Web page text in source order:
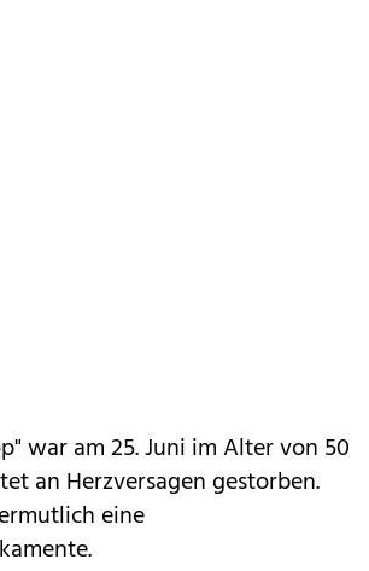
war am 25. Juni im Alter von 50
an Herzversagen gestorben.
eine